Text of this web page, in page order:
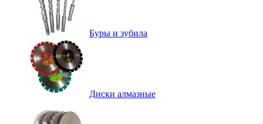
Буры и зубила
Диски алмазные